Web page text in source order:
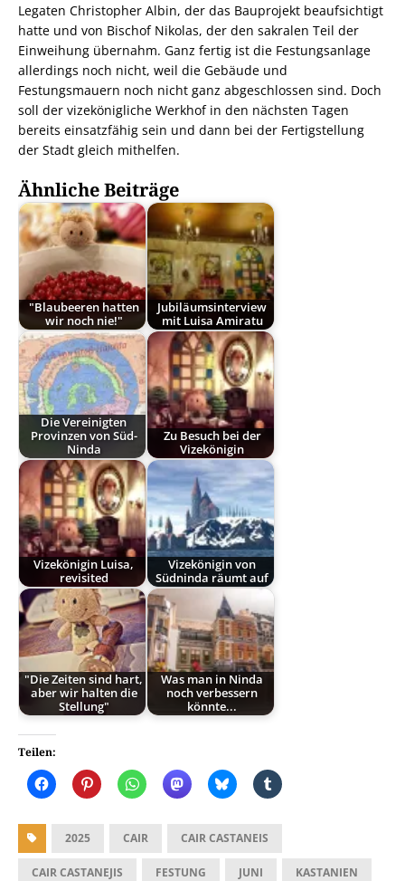
Legaten Christopher Albin, der das Bauprojekt beaufsichtigt
hatte und von Bischof Nikolas, der den sakralen Teil der
Einweihung übernahm. Ganz fertig ist die Festungsanlage
allerdings noch nicht, weil die Gebäude und
Festungsmauern noch nicht ganz abgeschlossen sind. Doch
soll der vizekönigliche Werkhof in den nächsten Tagen
bereits einsatzfähig sein und dann bei der Fertigstellung
der Stadt gleich mithelfen.
Ähnliche Beiträge
"Blaubeeren hatten
wir noch nie!"
Jubiläumsinterview
mit Luisa Amiratu
Die Vereinigten
Provinzen von Süd-
Ninda
Zu Besuch bei der
Vizekönigin
Vizekönigin Luisa,
revisited
Vizekönigin von
Südninda räumt auf
"Die Zeiten sind hart,
aber wir halten die
Stellung"
Was man in Ninda
noch verbessern
könnte...
Teilen:
2025 CAIR CAIR CASTANEIS
CAIR CASTANEJIS FESTUNG JUNI KASTANIEN